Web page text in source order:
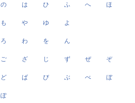
の は ひ ふ へ ほ
も や ゆ よ
ろ わ を ん
ご ざ じ ず ぜ ぞ
ど ば び ぶ べ ぼ
ぽ